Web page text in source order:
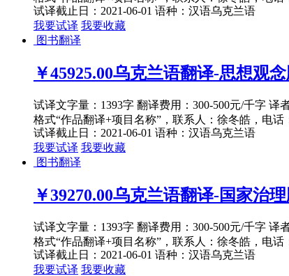
试译截止日：2021-06-01 语种：汉语乌克兰语
我要试译 我要收藏
图书翻译
￥45925.00乌克兰语翻译-思想观
试译文字量：1393字 翻译费用：300-500元/千字
格式“作品翻译+项目名称”，联系人：徐冬皓，电话
试译截止日：2021-06-01 语种：汉语乌克兰语
我要试译 我要收藏
图书翻译
￥39270.00乌克兰语翻译-国家治
试译文字量：1393字 翻译费用：300-500元/千字
格式“作品翻译+项目名称”，联系人：徐冬皓，电话
试译截止日：2021-06-01 语种：汉语乌克兰语
我要试译 我要收藏